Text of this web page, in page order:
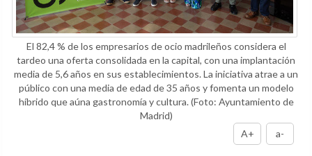
El 82,4 % de los empresarios de ocio madrileños considera el
tardeo una oferta consolidada en la capital, con una implantación
media de 5,6 años en sus establecimientos. La iniciativa atrae a un
público con una media de edad de 35 años y fomenta un modelo
híbrido que aúna gastronomía y cultura.(Foto: Ayuntamiento de
Madrid)
A+
a-